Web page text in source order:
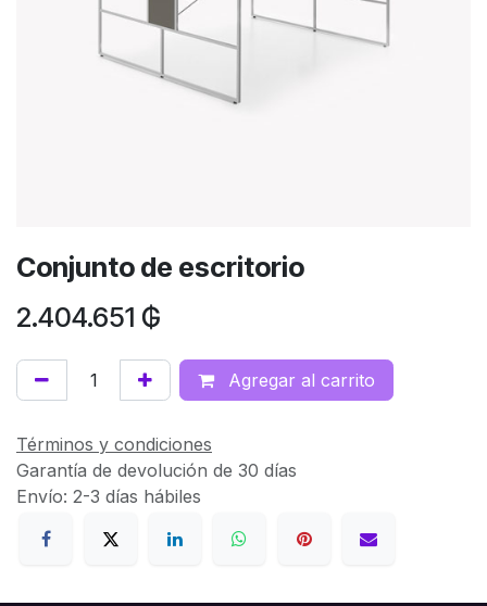
Conjunto de escritorio
2.404.651 ₲
Agregar al carrito
Términos y condiciones
Garantía de devolución de 30 días
Envío: 2-3 días hábiles